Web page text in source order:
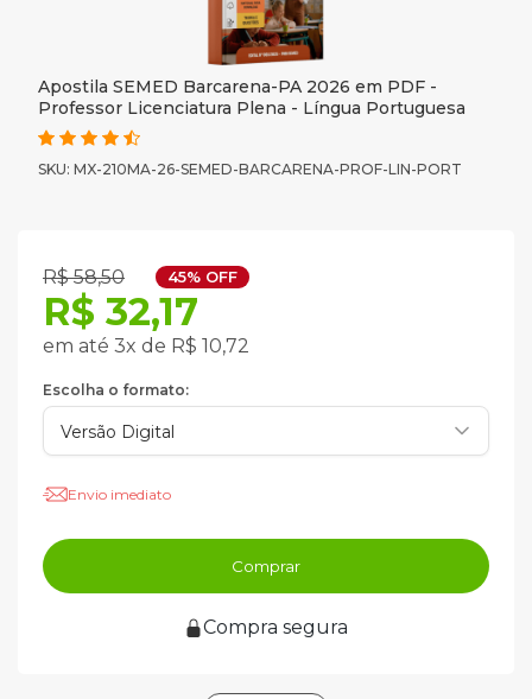
Apostila SEMED Barcarena-PA 2026 em PDF -
Professor Licenciatura Plena - Língua Portuguesa
SKU: MX-210MA-26-SEMED-BARCARENA-PROF-LIN-PORT
R$ 58,50 45% OFF
R$ 32,17
em até 3x de R$ 10,72
Escolha o formato:
Envio imediato
Comprar
Compra segura